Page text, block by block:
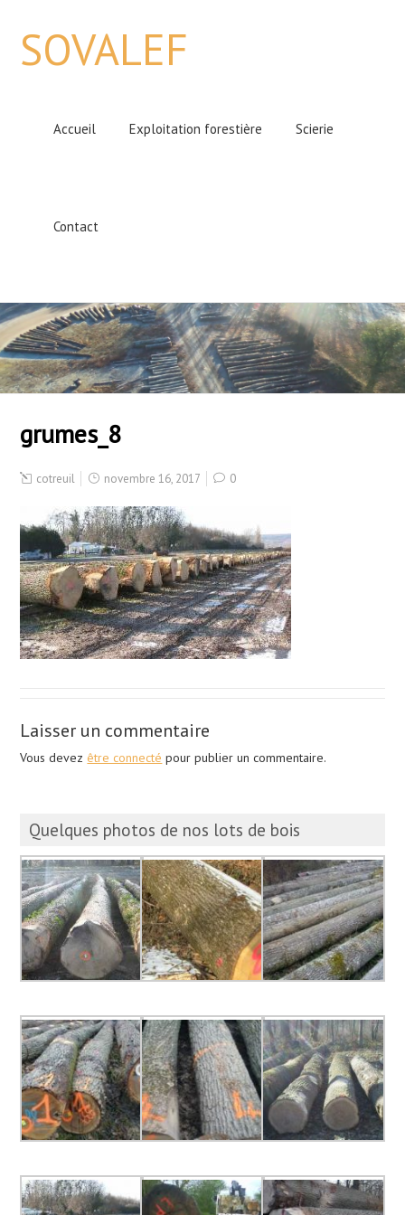
SOVALEF
Accueil Exploitation forestière Scierie
Contact
grumes_8
cotreuil novembre 16, 2017 0
Laisser un commentaire
Vous devezêtre connecté pour publier un commentaire.
Quelques photos de nos lots de bois